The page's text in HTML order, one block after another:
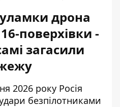
дрона
поверхівки -
загасили
2026 року Росія
безпілотниками